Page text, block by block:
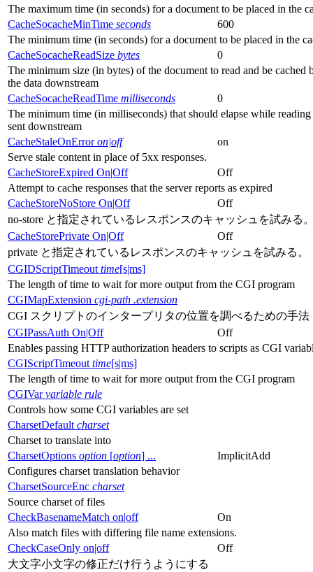
The maximum time (in seconds) for a document to be placed in the
CacheSocacheMinTime seconds
600
The minimum time (in seconds) for a document to be placed in the
CacheSocacheReadSize bytes
0
The minimum size (in bytes) of the document to read and be cached
the data downstream
CacheSocacheReadTime milliseconds
0
The minimum time (in milliseconds) that should elapse while reading
sent downstream
CacheStaleOnErroron|off
on
Serve stale content in place of 5xx responses.
CacheStoreExpired On|Off
Off
Attempt to cache responses that the server reports as expired
CacheStoreNoStore On|Off
Off
no-store と指定されているレスポンスのキャッシュを試みる
CacheStorePrivate On|Off
Off
private と指定されているレスポンスのキャッシュを試みる。
CGIDScriptTimeout time[s|ms]
The length of time to wait for more output from the CGI program
CGIMapExtension cgi-path .extension
CGI スクリプトのインタープリタの位置を調べるための手法
CGIPassAuth On|Off
Off
Enables passing HTTP authorization headers to scripts as CGI
CGIScriptTimeout time[s|ms]
The length of time to wait for more output from the CGI program
CGIVarvariable rule
Controls how some CGI variables are set
CharsetDefault charset
Charset to translate into
CharsetOptions option [option] ...
ImplicitAdd
Configures charset translation behavior
CharsetSourceEnc charset
Source charset of files
CheckBasenameMatch on|off
On
Also match files with differing file name extensions.
CheckCaseOnly on|off
Off
大文字小文字の修正だけ行うようにする